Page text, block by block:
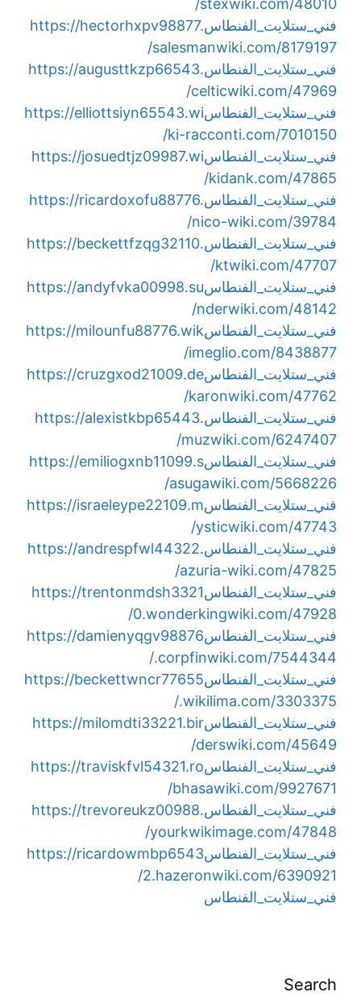
stexwiki.com/48010/
فني_ستلايت_الفنطاسhttps://hectorhxpv98877.
salesmanwiki.com/8179197/
فني_ستلايت_الفنطاسhttps://augusttkzp66543.
celticwiki.com/47969/
فني_ستلايت_الفنطاسhttps://elliottsiyn65543.wi
ki-racconti.com/7010150/
فني_ستلايت_الفنطاسhttps://josuedtjz09987.wi
kidank.com/47865/
فني_ستلايت_الفنطاسhttps://ricardoxofu88776.
nico-wiki.com/39784/
فني_ستلايت_الفنطاسhttps://beckettfzqg32110.
ktwiki.com/47707/
فني_ستلايت_الفنطاسhttps://andyfvka00998.su
nderwiki.com/48142/
فني_ستلايت_الفنطاسhttps://milounfu88776.wik
imeglio.com/8438877/
فني_ستلايت_الفنطاسhttps://cruzgxod21009.de
karonwiki.com/47762/
فني_ستلايت_الفنطاسhttps://alexistkbp65443.
muzwiki.com/6247407/
فني_ستلايت_الفنطاسhttps://emiliogxnb11099.s
asugawiki.com/5668226/
فني_ستلايت_الفنطاسhttps://israeleype22109.m
ysticwiki.com/47743/
فني_ستلايت_الفنطاسhttps://andrespfwl44322.
azuria-wiki.com/47825/
فني_ستلايت_الفنطاسhttps://trentonmdsh3321
0.wonderkingwiki.com/47928/
فني_ستلايت_الفنطاسhttps://damienyqgv98876
.corpfinwiki.com/7544344/
فني_ستلايت_الفنطاسhttps://beckettwncr77655
.wikilima.com/3303375/
فني_ستلايت_الفنطاسhttps://milomdti33221.bir
derswiki.com/45649/
فني_ستلايت_الفنطاسhttps://traviskfvl54321.ro
bhasawiki.com/9927671/
فني_ستلايت_الفنطاسhttps://trevoreukz00988.
yourkwikimage.com/47848/
فني_ستلايت_الفنطاسhttps://ricardowmbp6543
2.hazeronwiki.com/6390921/
فني_ستلايت_الفنطاس
Search